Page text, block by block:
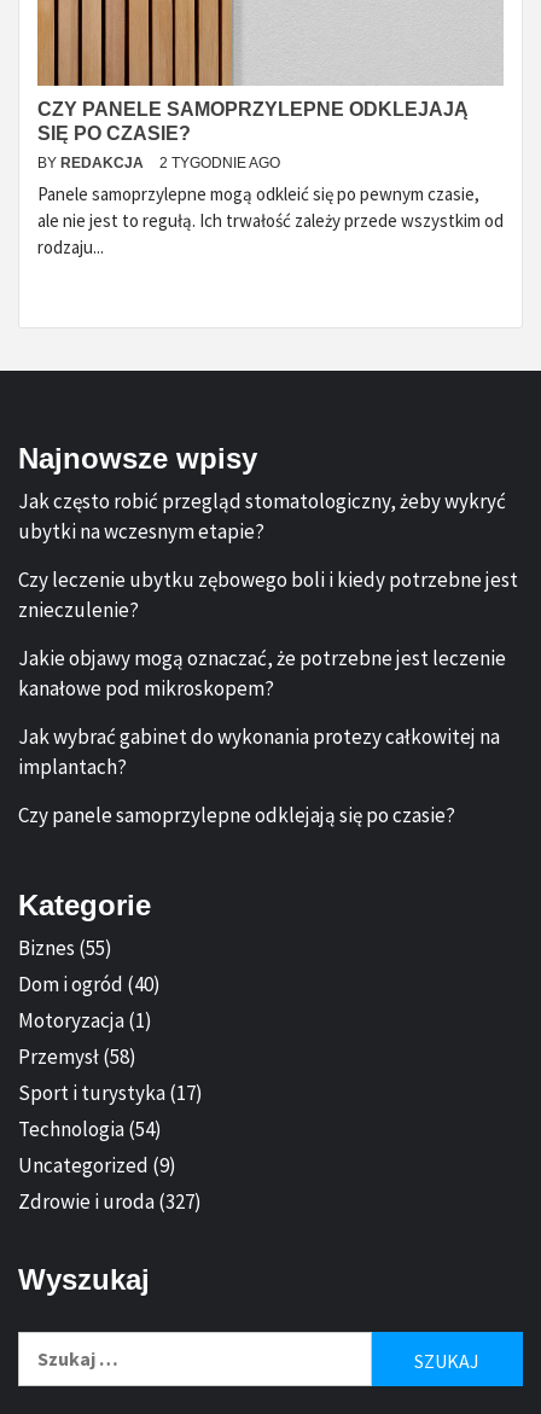
CZY PANELE SAMOPRZYLEPNE ODKLEJAJĄ
SIĘ PO CZASIE?
BY REDAKCJA 2 TYGODNIE AGO
Panele samoprzylepne mogą odkleić się po pewnym czasie,
ale nie jest to regułą. Ich trwałość zależy przede wszystkim od
rodzaju...
Najnowsze wpisy
Jak często robić przegląd stomatologiczny, żeby wykryć
ubytki na wczesnym etapie?
Czy leczenie ubytku zębowego boli i kiedy potrzebne jest
znieczulenie?
Jakie objawy mogą oznaczać, że potrzebne jest leczenie
kanałowe pod mikroskopem?
Jak wybrać gabinet do wykonania protezy całkowitej na
implantach?
Czy panele samoprzylepne odklejają się po czasie?
Kategorie
Biznes (55)
Dom i ogród (40)
Motoryzacja(1)
Przemysł(58)
Sport i turystyka(17)
Technologia(54)
Uncategorized (9)
Zdrowie i uroda(327)
Wyszukaj